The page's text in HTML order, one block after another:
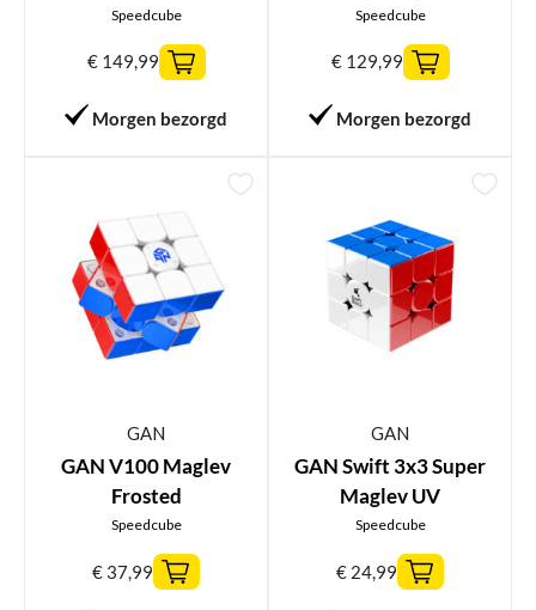
Speedcube
€149,99
Morgen bezorgd
Speedcube
€129,99
Morgen bezorgd
GAN
GAN V100 Maglev
Frosted
Speedcube
€ 37,99
GAN
GAN Swift 3x3 Super
Maglev UV
Speedcube
€ 24,99